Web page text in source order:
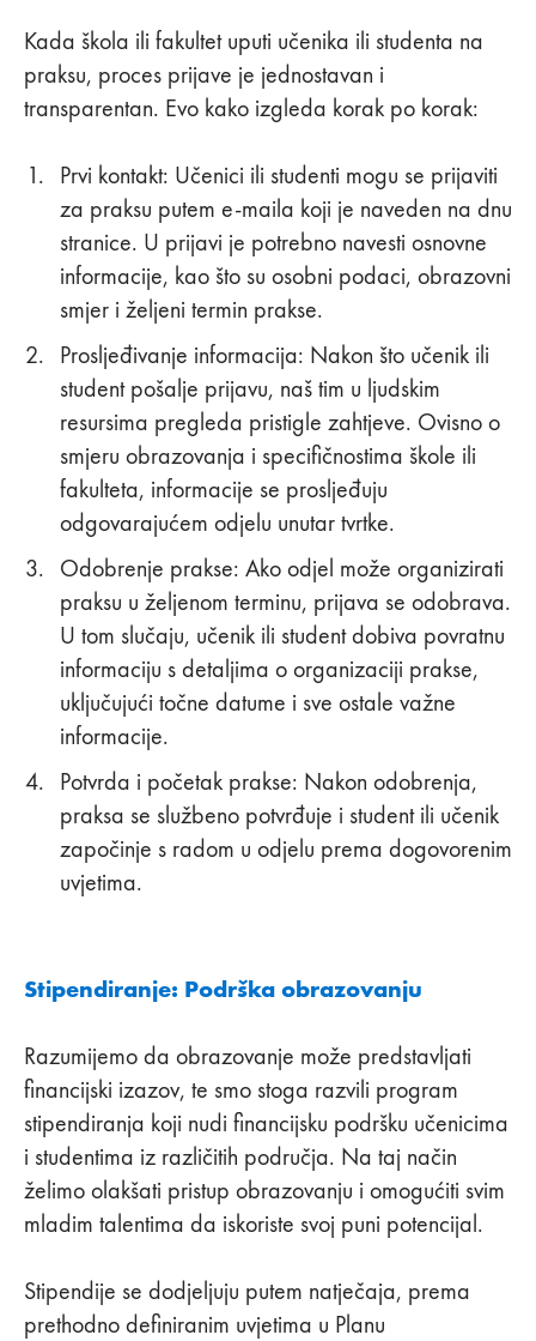
Kada škola ili fakultet uputi učenika ili studenta na
praksu, proces prijave je jednostavan i
transparentan. Evo kako izgleda korak po korak:
Prvi kontakt: Učenici ili studenti mogu se prijaviti
za praksu putem e-maila koji je naveden na dnu
stranice. U prijavi je potrebno navesti osnovne
informacije, kao što su osobni podaci, obrazovni
smjer i željeni termin prakse.
Prosljeđivanje informacija: Nakon što učenik ili
student pošalje prijavu, naš tim u ljudskim
resursima pregleda pristigle zahtjeve. Ovisno o
smjeru obrazovanja i specifičnostima škole ili
fakulteta, informacije se prosljeđuju
odgovarajućem odjelu unutar tvrtke.
Odobrenje prakse: Ako odjel može organizirati
praksu u željenom terminu, prijava se odobrava.
U tom slučaju, učenik ili student dobiva povratnu
informaciju s detaljima o organizaciji prakse,
uključujući točne datume i sve ostale važne
informacije.
Potvrda i početak prakse: Nakon odobrenja,
praksa se službeno potvrđuje i student ili učenik
započinje s radom u odjelu prema dogovorenim
uvjetima.
Stipendiranje: Podrška obrazovanju
Razumijemo da obrazovanje može predstavljati
financijski izazov, te smo stoga razvili program
stipendiranja koji nudi financijsku podršku učenicima
i studentima iz različitih područja. Na taj način
želimo olakšati pristup obrazovanju i omogućiti svim
mladim talentima da iskoriste svoj puni potencijal.
Stipendije se dodjeljuju putem natječaja, prema
prethodno definiranim uvjetima u Planu